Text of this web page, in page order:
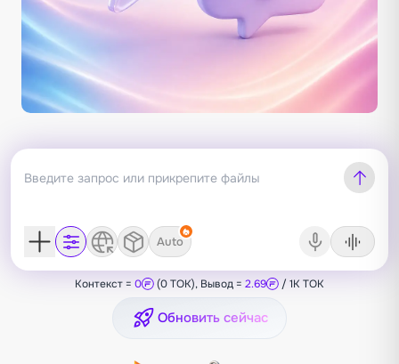
Auto
Контекст = 0 (0 TOK), Вывод = 2.69 / 1K TOK
Обновить сейчас